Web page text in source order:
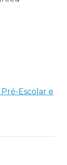
Escolar e